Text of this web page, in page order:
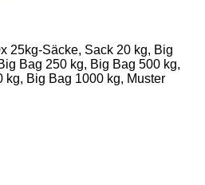
25kg-Säcke, Sack 20 kg, Big
Bag 250 kg, Big Bag 500 kg,
kg, Big Bag 1000 kg, Muster